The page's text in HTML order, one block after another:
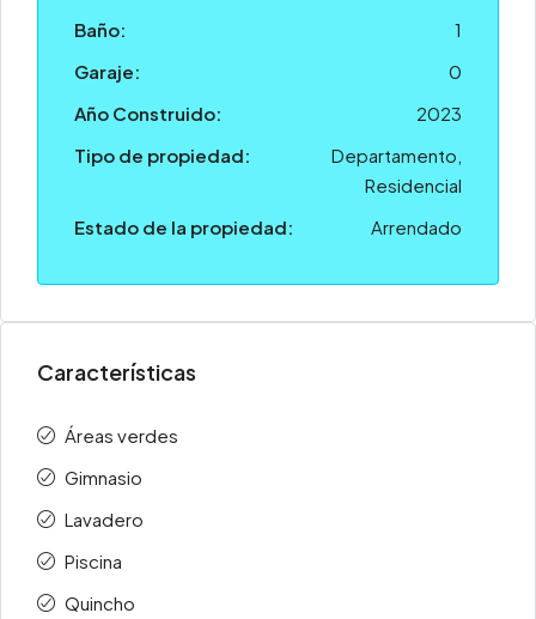
Baño:
1
Garaje:
0
Año Construido:
2023
Tipo de propiedad:
Departamento,
Residencial
Estado de la propiedad:
Arrendado
Características
Áreas verdes
Gimnasio
Lavadero
Piscina
Quincho